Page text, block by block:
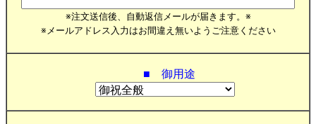
※注文送信後、自動返信メールが届きます。※
※メールアドレス入力はお間違え無いようご注意ください
■ 御用途